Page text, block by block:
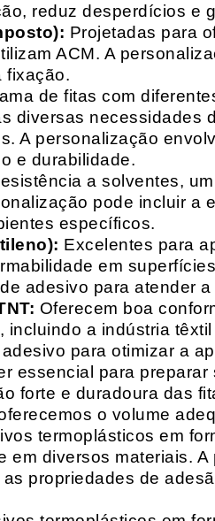
reduz desperdícios e
Projetadas para
ACM. A
fixação.
de fitas com
diversas necessidades
A personalização
e durabilidade.
a solventes,
pode incluir a
específicos.
Excelentes para
em
adesivo para atender
Oferecem boa
a indústria
para otimizar a
essencial para
forte e duradoura das
o volume
termoplásticos em
em diversos materiais.
propriedades de